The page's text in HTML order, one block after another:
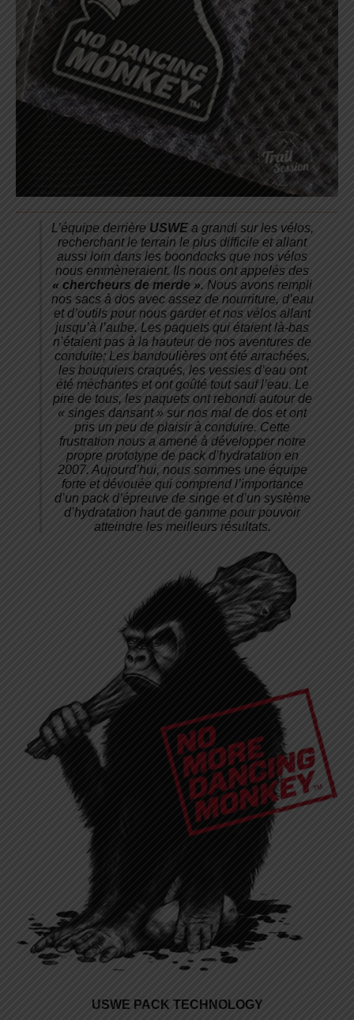
L’équipe derrière USWEa grandi sur les vélos,
recherchant le terrain le plus difficile et allant
aussi loin dans les boondocks que nos vélos
nous emmèneraient. Ils nous ont appelés des
« chercheurs de merde ». Nous avons rempli
nos sacs à dos avec assez de nourriture, d’eau
et d’outils pour nous garder et nos vélos allant
jusqu’à l’aube. Les paquets qui étaient là-bas
n’étaient pas à la hauteur de nos aventures de
conduite; Les bandoulières ont été arrachées,
les bouquiers craqués, les vessies d’eau ont
été méchantes et ont goûté tout sauf l’eau. Le
pire de tous, les paquets ont rebondi autour de
« singes dansant » sur nos mal de dos et ont
pris un peu de plaisir à conduire. Cette
frustration nous a amené à développer notre
propre prototype de pack d’hydratation en
2007. Aujourd’hui, nous sommes une équipe
forte et dévouée qui comprend l’importance
d’un pack d’épreuve de singe et d’un système
d’hydratation haut de gamme pour pouvoir
atteindre les meilleurs résultats.
USWE PACK TECHNOLOGY